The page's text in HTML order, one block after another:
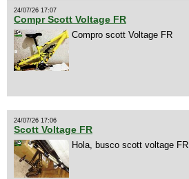
24/07/26 17:07
Compr Scott Voltage FR
Compro scott Voltage FR
24/07/26 17:06
Scott Voltage FR
Hola, busco scott voltage FR